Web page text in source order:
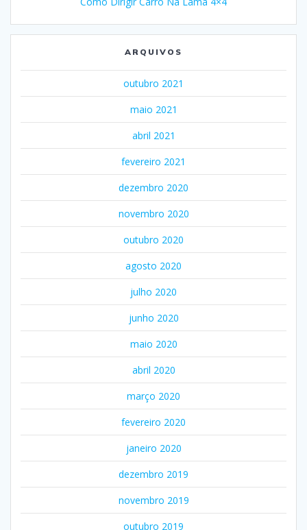
ARQUIVOS
outubro 2021
maio 2021
abril 2021
fevereiro 2021
dezembro 2020
novembro 2020
outubro 2020
agosto 2020
julho 2020
junho 2020
maio 2020
abril 2020
março 2020
fevereiro 2020
janeiro 2020
dezembro 2019
novembro 2019
outubro 2019